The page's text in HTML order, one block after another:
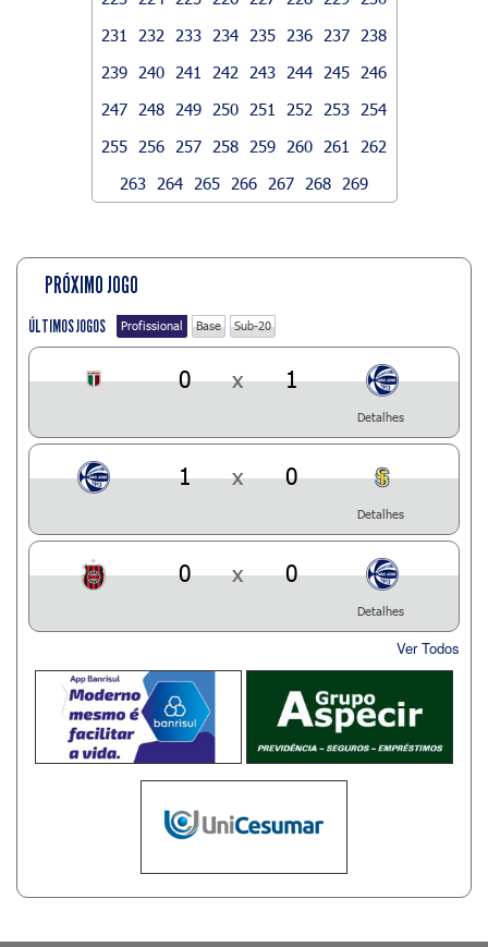
231
232 233 234 235 236 237
238
239
240 241 242 243 244 245
246
247
248 249 250 251 252 253
254
255
256 257 258 259 260 261
262
263
264 265 266 267 268 269
PRÓXIMO JOGO
ÚLTIMOS JOGOS Profissional Base Sub-20
0 x 1
Detalhes
1 x 0
Detalhes
0 x 0
Detalhes
Ver Todos